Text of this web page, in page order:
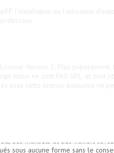
Version 2. Plus
des manuels et des fichiers
sous aucune forme sans le